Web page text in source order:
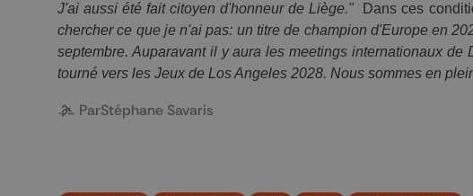
J'ai aussi été fait citoyen d'honneur de Liège." Dans ces
chercher ce que je n'ai pas: un titre de champion d'Europe en
septembre. Auparavant il y aura les meetings internationaux
tourné vers les Jeux de Los Angeles 2028. Nous sommes en
ParStéphane Savaris